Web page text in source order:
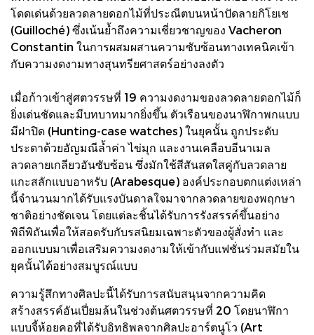
โดดเด่นด้วยลวดลายดอกไม้ที่ประณีตบนหน้าปัดลายกิโยเช
(Guilloché) ซึ่งเน้นย้ำถึงความเชี่ยวชาญของ Vacheron
Constantin ในการผสมผสานความซับซ้อนทางเทคนิคเข้า
กับความงดงามทางสุนทรียศาสตร์อย่างลงตัว
เมื่อก้าวเข้าสู่ศตวรรษที่ 19 ความงดงามของลวดลายดอกไม้ก็
ยิ่งเด่นชัดและมีบทบาทมากยิ่งขึ้น ตัวเรือนของนาฬิกาพกแบบ
มีฝาปิด (Hunting-case watches) ในยุคนั้น ถูกประดับ
ประดาด้วยอัญมณีล้ำค่า ไข่มุก และงานเคลือบอีนาเมล
ลวดลายเกลียวอันซับซ้อน ซึ่งมักใช้สีสันสดใสคู่กับลวดลาย
แกะสลักแบบอาหรับ (Arabesque) องค์ประกอบตกแต่งเหล่า
นี้จำนวนมากได้รับแรงบันดาลใจมาจากลวดลายของพฤกษา
ชาติอย่างชัดเจน โดยแต่ละชิ้นได้รับการรังสรรค์ขึ้นอย่าง
พิถีพิถันเพื่อให้สอดรับกับรสนิยมเฉพาะตัวของผู้สั่งทำ และ
ออกแบบมาเพื่อเสริมความงดงามให้เข้ากับแฟชั่นร่วมสมัยใน
ยุคนั้นได้อย่างสมบูรณ์แบบ
ความรู้สึกทางศิลปะนี้ได้รับการสนับสนุนจากความคิด
สร้างสรรค์อันเปี่ยมล้นในช่วงต้นศตวรรษที่ 20 โดยนาฬิกา
แบบจี้ห้อยคอที่ได้รับอิทธิพลจากศิลปะอาร์ตนูโว (Art